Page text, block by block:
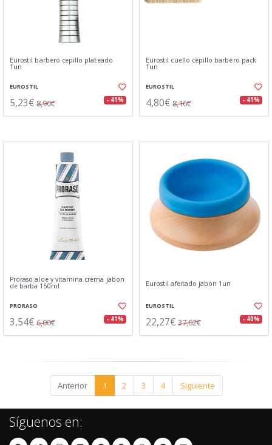
Eurostil barbero cepillo plateado
1un
EUROSTIL
5,23€ 8,90€ - 41%
Eurostil cuello cepillo barbero pack
1un
EUROSTIL
4,80€ 8,16€ - 41%
Proraso aloe y vitamina crema jabon
de barba 150ml
PRORASO
3,54€ 6,00€ - 41%
Eurostil afeitado jabon 1un
EUROSTIL
22,27€ 37,02€ - 40%
Anterior 1 2 3 4 Siguiente
Síguenos en: